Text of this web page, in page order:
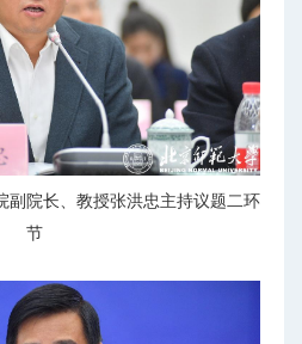
副院长、教授张洪忠主持议题二环
节